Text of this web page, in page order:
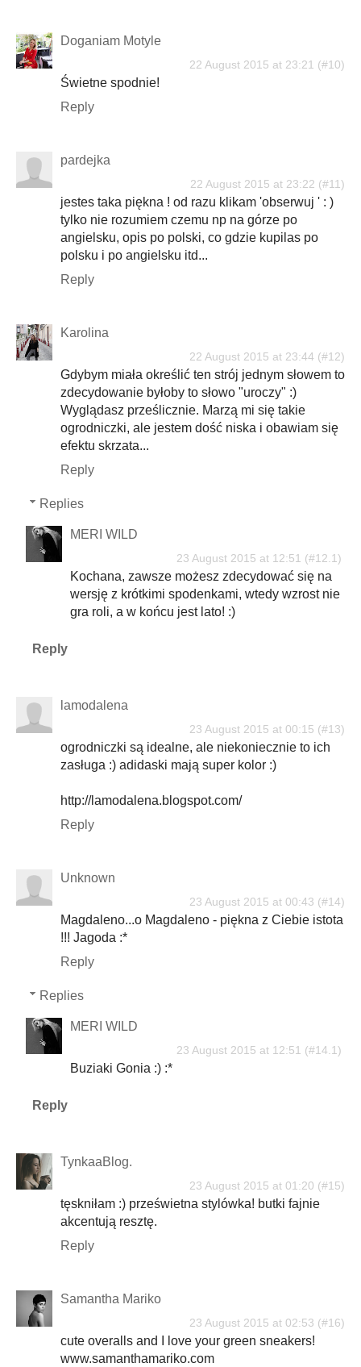
Doganiam Motyle
22 August 2015 at 23:21
Świetne spodnie!
Reply
pardejka
22 August 2015 at 23:22
jestes taka piękna ! od razu klikam 'obserwuj ' : )
tylko nie rozumiem czemu np na górze po
angielsku, opis po polski, co gdzie kupilas po
polsku i po angielsku itd...
Reply
Karolina
22 August 2015 at 23:44
Gdybym miała określić ten strój jednym słowem to
zdecydowanie byłoby to słowo "uroczy" :)
Wyglądasz prześlicznie. Marzą mi się takie
ogrodniczki, ale jestem dość niska i obawiam się
efektu skrzata...
Reply
Replies
MERI WILD
23 August 2015 at 12:51
Kochana, zawsze możesz zdecydować się na
wersję z krótkimi spodenkami, wtedy wzrost nie
gra roli, a w końcu jest lato! :)
Reply
lamodalena
23 August 2015 at 00:15
ogrodniczki są idealne, ale niekoniecznie to ich
zasługa :) adidaski mają super kolor :)
http://lamodalena.blogspot.com/
Reply
Unknown
23 August 2015 at 00:43
Magdaleno...o Magdaleno - piękna z Ciebie istota
!!! Jagoda :*
Reply
Replies
MERI WILD
23 August 2015 at 12:51
Buziaki Gonia :) :*
Reply
TynkaaBlog.
23 August 2015 at 01:20
tęskniłam :) prześwietna stylówka! butki fajnie
akcentują resztę.
Reply
Samantha Mariko
23 August 2015 at 02:53
cute overalls and I love your green sneakers!
www.samanthamariko.com